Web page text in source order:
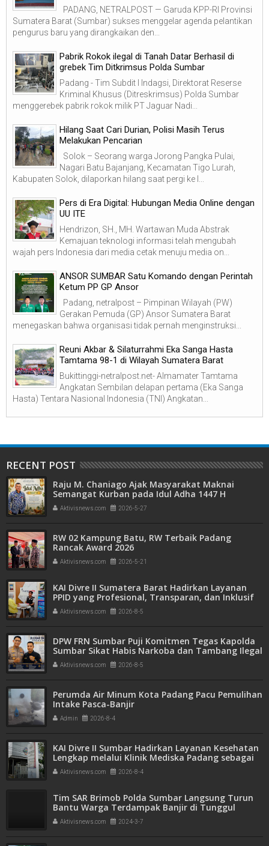
PADANG, NETRALPOST — Garuda KPP-RI Provinsi
Sumatera Barat (Sumbar) sukses menggelar agenda pelantikan
pengurus baru yang dirangkaikan den...
Pabrik Rokok ilegal di Tanah Datar Berhasil di
grebek Tim Ditkrimsus Polda Sumbar
Padang - Tim Subdit I Indagsi, Direktorat Reserse
Kriminal Khusus (Ditreskrimsus) Polda Sumbar
menggerebek pabrik rokok milik PT Jaguar Nadi...
Hilang Saat Cari Durian, Polisi Masih Terus
Melakukan Pencarian
Solok – Seorang warga Jorong Pangka Pulai,
Nagari Batu Bajanjang, Kecamatan Tigo Lurah,
Kabupaten Solok, dilaporkan hilang saat pergi ke l...
Pers di Era Digital: Hubungan Media Online dengan
UU ITE
Hendrizon, SH., MH. Wartawan Muda Abstrak
Kemajuan teknologi informasi telah mengubah
wajah pers Indonesia dari media cetak menuju media on...
ANSOR SUMBAR Satu Komando dengan Perintah
Ketum PP GP Ansor
Padang, netralpost – Pimpinan Wilayah (PW)
Gerakan Pemuda (GP) Ansor Sumatera Barat
menegaskan bahwa organisasi tidak pernah menginstruksi...
Reuni Akbar & Silaturrahmi Eka Sanga Hasta
Tamtama 98-1 di Wilayah Sumatera Barat
Bukittinggi-netralpost.net- Almamater Tamtama
Angkatan Sembilan delapan pertama (Eka Sanga
Hasta) Tentara Nasional Indonesia (TNI) Angkatan...
RECENT POST
Raju M. Chaniago Ajak Masyarakat Maknai
Semangat Kurban pada Idul Adha 1447 H
Aktivisnews.com 2026-5-27
RW 02 Kampung Batu, RW Terbaik Padang
Rancak Award 2026
Aktivisnews.com 2026-5-21
KAI Divre II Sumatera Barat Hadirkan Layanan
PPID yang Profesional, Transparan, dan Inklusif
untuk Mempermudah Akses Informasi Publik
Aktivisnews.com 2026-8-5
DPW FRN Sumbar Puji Komitmen Tegas Kapolda
Sumbar Sikat Habis Narkoba dan Tambang Ilegal
Aktivisnews.com 2026-8-5
Perumda Air Minum Kota Padang Pacu Pemulihan
Intake Pasca-Banjir
Admin 2026-8-4
KAI Divre II Sumbar Hadirkan Layanan Kesehatan
Lengkap melalui Klinik Mediska Padang sebagai
Fasilitas Kesehatan Tingkat Pertama (FKTP)
Aktivisnews.com 2026-8-4
Tim SAR Brimob Polda Sumbar Langsung Turun
Bantu Warga Terdampak Banjir di Tunggul
Hitam
Aktivisnews.com 2024-3-7